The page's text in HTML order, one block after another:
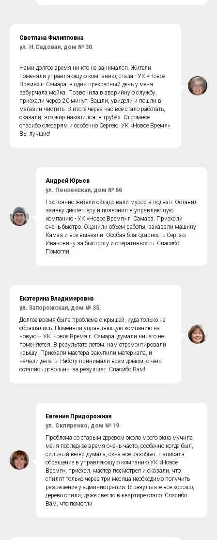
Светлана Филипповна
ул. Н.Садовая, дом № 30.
Нами долгое время ни кто не занимался. Жители
поменяли управляющую компанию, стала - УК «Новое
Время» г. Самара, в один прекрасный день у меня
забурчала мойка. Позвонила в аварийную службу,
приехали через 20 минут. Зашли, увидели и пошли в
магазин чистить. В итоге через час все стало работать,
сказали, это жир накопился, в трубах. Огромное
спасибо слесарям и особенно Сергею. УК «Новое Время»
Вы лучшие!
Андрей Юрьев
ул. Пензенская, дом № 66
Постоянно жители складывали мусор в подвал. Оставил
заявку диспетчеру и позвонил в управляющую
компанию - УК «Новое Время» г. Самара. Приехали
очень быстро. Оценили объем работы, заказали машину
Камаз и все вывезли. Особая благодарность Сергею
Ивановичу за быстроту и оперативность. Спасибо!
Помогли.
Екатерина Владимировна
ул. Запорожская, дом № 35.
Долгое время была проблема с крышей, куда только не
обращались. Поменяли управляющую компанию на
новую – УК Новое Время г. Самара, думали ничего не
поменяется. В результате летом, нам отремонтировали
крышу. Приехали мастера закупили материала, и
начали делать. Работу принимали всем домом, очень
остались довольны за результат. Спасибо Вам!
Евгения Придорожная
ул. Скляренко, дом № 19.
Проблема со старым деревом около моего окна мучила
меня последнее время очень часто, особенно когда был,
сильный ветер думала, окна все разобьёт. Написала
обращение в управляющую компанию УК «Новое
Время», приехал, мастер посмотрел и сказали, что
спилят только через три месяца необходимо получить
разрешение у администрации. В результате все хорошо,
дерево спили, даже светло в квартире стало. Спасибо
Вам, что помогли